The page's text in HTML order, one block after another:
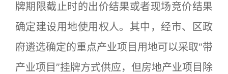
牌期限截止时的出价结果或者现场竞价结果
确定建设用地使用权人。其中，经市、区政
府遴选确定的重点产业项目用地可以采取“带
产业项目”挂牌方式供应，但房地产业项目除